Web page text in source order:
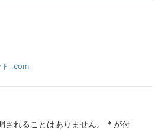
ト .com
されることはありません。 * が付